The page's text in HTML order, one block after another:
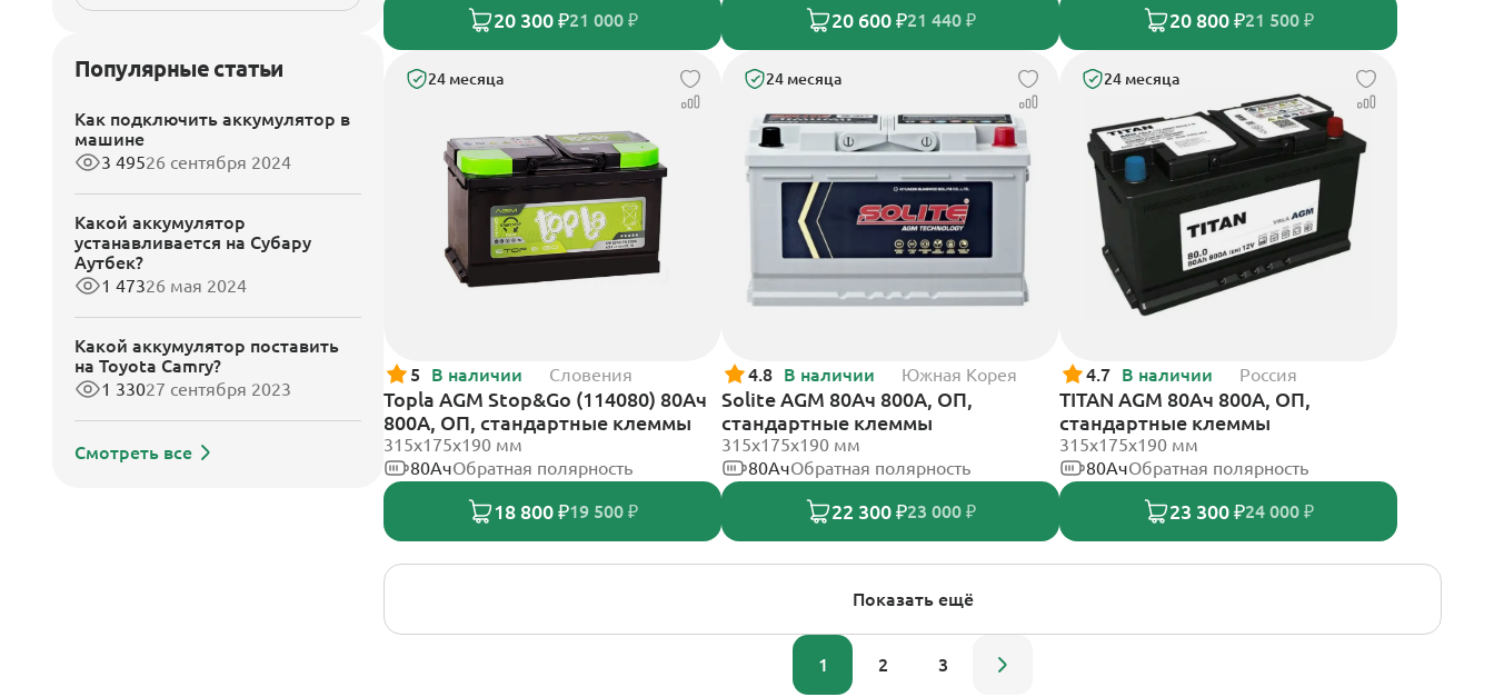
Популярные статьи
Как подключить аккумулятор в
машине
3 49526 сентября 2024
Какой аккумулятор
устанавливается на Субару
Аутбек?
1 47326 мая 2024
Какой аккумулятор поставить
на Toyota Camry?
1 33027 сентября 2023
Смотреть все
20 300 ₽21 000 ₽ 20 600 ₽21 440 ₽ 20 800 ₽21 500 ₽
24 месяца
5 В наличии Словения
Topla AGM Stop&Go (114080) 80Ач
800А, ОП, стандартные клеммы
315x175x190 мм
80АчОбратная полярность
18 800 ₽19 500 ₽
24 месяца
4.8 В наличии Южная Корея
Solite AGM 80Ач 800А, ОП,
стандартные клеммы
315x175x190 мм
80АчОбратная полярность
22 300 ₽23 000 ₽
24 месяца
4.7 В наличии Россия
TITAN AGM 80Ач 800А, ОП,
стандартные клеммы
315x175x190 мм
80АчОбратная полярность
23 300 ₽24 000 ₽
Показать ещё
1 2 3